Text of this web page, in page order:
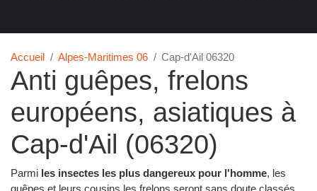
Accueil Alpes-Maritimes 06 Cap-d'Ail 06320
Anti guêpes, frelons
européens, asiatiques à
Cap-d'Ail (06320)
Parmi les insectes les plus dangereux pour l'homme, les